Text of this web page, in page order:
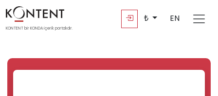
KONTENT bir KONDA içerik portalıdır.
₺ EN